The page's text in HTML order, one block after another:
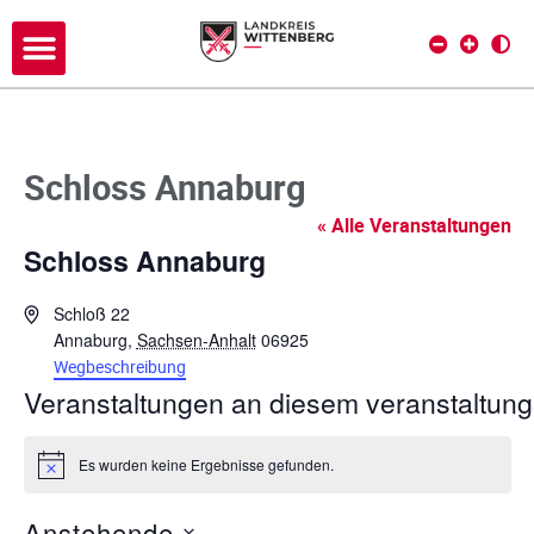
Schloss Annaburg
« Alle Veranstaltungen
Schloss Annaburg
A
e
s
Schloß 22
Annaburg, Sachsen-Anhalt 06925
Wegbeschreibung
Veranstaltungen an diesem
H
w
Es wurden keine Ergebnisse gefunden.